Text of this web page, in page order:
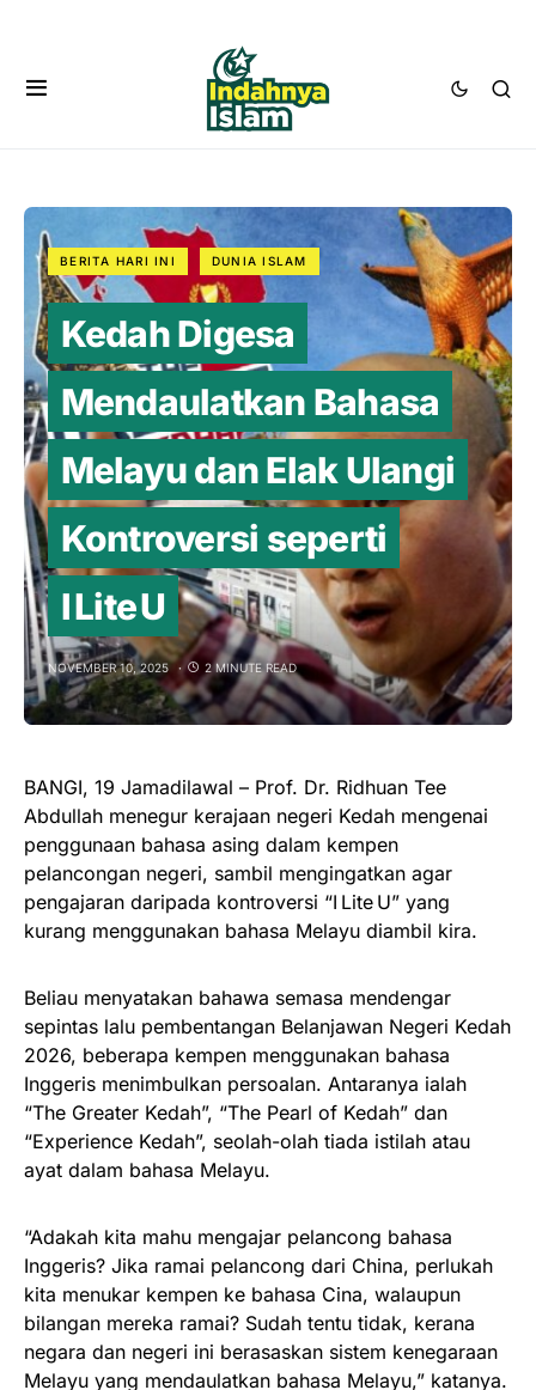
BERITA HARI INI DUNIA ISLAM
Kedah Digesa
Mendaulatkan Bahasa
Melayu dan Elak Ulangi
Kontroversi seperti
I Lite U
NOVEMBER 10, 2025 2 MINUTE READ
BANGI, 19 Jamadilawal – Prof. Dr. Ridhuan Tee
Abdullah menegur kerajaan negeri Kedah mengenai
penggunaan bahasa asing dalam kempen
pelancongan negeri, sambil mengingatkan agar
pengajaran daripada kontroversi “I Lite U” yang
kurang menggunakan bahasa Melayu diambil kira.
Beliau menyatakan bahawa semasa mendengar
sepintas lalu pembentangan Belanjawan Negeri Kedah
2026, beberapa kempen menggunakan bahasa
Inggeris menimbulkan persoalan. Antaranya ialah
“The Greater Kedah”, “The Pearl of Kedah” dan
“Experience Kedah”, seolah-olah tiada istilah atau
ayat dalam bahasa Melayu.
“Adakah kita mahu mengajar pelancong bahasa
Inggeris? Jika ramai pelancong dari China, perlukah
kita menukar kempen ke bahasa Cina, walaupun
bilangan mereka ramai? Sudah tentu tidak, kerana
negara dan negeri ini berasaskan sistem kenegaraan
Melayu yang mendaulatkan bahasa Melayu,” katanya.